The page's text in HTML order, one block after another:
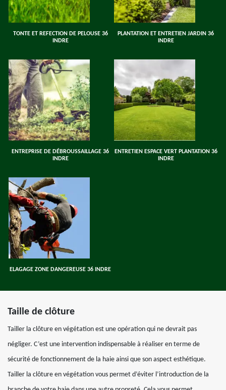
TONTE ET REFECTION DE PELOUSE 36
INDRE
PLANTATION ET ENTRETIEN JARDIN 36
INDRE
ENTREPRISE DE DÉBROUSSAILLAGE 36
INDRE
ENTRETIEN ESPACE VERT PLANTATION 36
INDRE
ELAGAGE ZONE DANGEREUSE 36 INDRE
Taille de clôture
Tailler la clôture en végétation est une opération qui ne devrait pas
négliger. C’est une intervention indispensable à réaliser en terme de
sécurité de fonctionnement de la haie ainsi que son aspect esthétique.
Tailler la clôture en végétation vous permet d’éviter l’introduction de la